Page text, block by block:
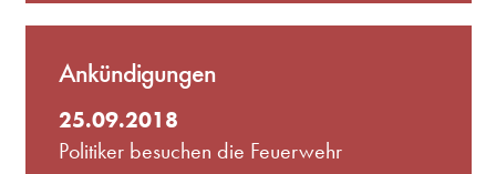
Ankündigungen
25.09.2018
Politiker besuchen die Feuerwehr